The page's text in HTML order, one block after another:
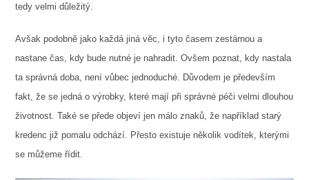
tedy velmi důležitý.
Avšak podobně jako každá jiná věc, i tyto časem zestárnou a
nastane čas, kdy bude nutné je nahradit. Ovšem poznat, kdy nastala
ta správná doba, není vůbec jednoduché. Důvodem je především
fakt, že se jedná o výrobky, které mají při správné péči velmi dlouhou
životnost. Také se přede objeví jen málo znaků, že například starý
kredenc již pomalu odchází. Přesto existuje několik vodítek, kterými
se můžeme řídit.